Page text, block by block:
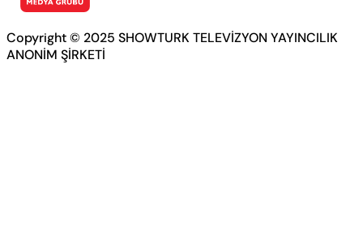
Copyright © 2025 SHOWTURK TELEVİZYON YAYINCILIK
ANONİM ŞİRKETİ